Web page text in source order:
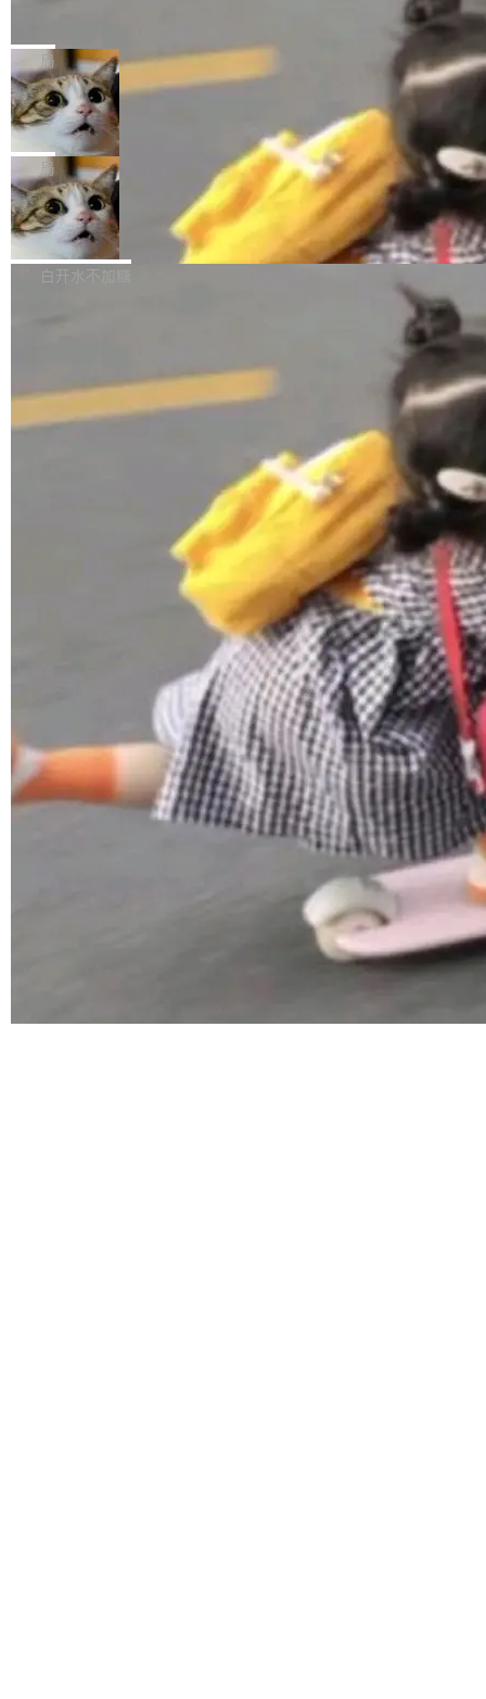
Harness 负责把能力落到真实环境中——调用工
具、读写文件、管理上下文、处理错误、完成闭
环。崔添翼招人的标...
理解、推理、生成与编辑，还仅以 8B-MoT 的轻
量大小，将能力推进到4K、更精细的真实质感、
更复杂的视觉控制和可持续迭代编辑。 相比 U
1，U1.5-Lite-Preview 在以下方向上带来了显著
提升： 原生支持4K图像生成； 更精细的局部纹
理、细节与真实世界质感； 更准确的中英文文字
生成与复杂版式组织； 更稳定的图...
nap。这次是 hwctl——一个用来检查 Ubuntu
硬件认证状态的命令行工具。 Canonical 工程师
Alan Griffiths 在邮件列表中说得很直白：「hwc
tl 是一个 Ubuntu 专有的包，它和它的依赖项都
是 Ubuntu 专有的，不会用在其他发行版上。」
所以 deb 版本的受众实际上为零。既然只有 Ub
untu 用户在用，那用 snap 打包就没什么可纠结
的。 从 deb 到 snap 的迁移路径 hwctl 是 rust-
hwlib 硬件 API 库的一部分，命令行工具负责查
局
Dario Amodei 担心新人来 Anthropic
只为金钱，不为使命
顶级 AI 研究员在两家公司之间来回跳，中间只
隔了几天。 Lilian Weng 上周刚宣布因健康原因
离开 Thinking Machines Lab，说自己作为联合
创始人的角色「太累了」。几天后，The Inform
ation 就曝出她将重回 OpenAI，负责递归自我
改进方向的研究。她是 Thinking Machines 过
一在人才争夺战中失血的公司。六月，Google
连失两员大将：Noam Shazeer 去了 Op...
局
FFmpeg 9.0 发布
FFmpeg 9.0 现已发布，包含多项改进。官方更
新日志列出的 9.0 版本主要更新内容如下： 扩
er HE-AAC 960 解码 (DAB+) transpose_cuda
filter 添加 AMF Frame Rate Converter (vf_frc
_amf) filter SMPTE 2094-50 元数据支持和直
通 ProRes RAW VideoToolbox 硬件加速器 AP
白开水不加糖
©OSCHINA(OSChina.NET) 京ICP备2025119063号